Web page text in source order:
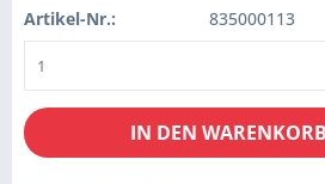
Artikel-Nr.: 835000113
IN DEN WARENKORB